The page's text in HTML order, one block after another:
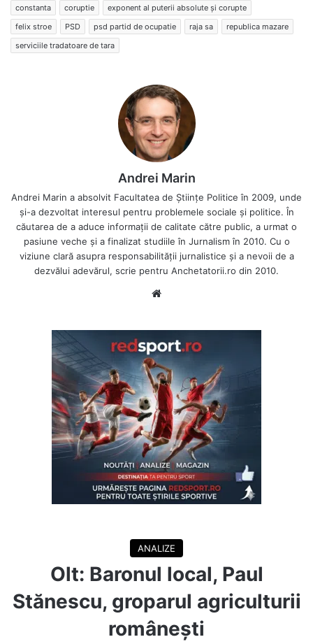
constanta
coruptie
exponent al puterii absolute și corupte
felix stroe
PSD psd partid de ocupatie raja sa
republica mazare
serviciile tradatoare de tara
Andrei Marin
Andrei Marin a absolvit Facultatea de Științe Politice în 2009, unde
și-a dezvoltat interesul pentru problemele sociale și politice. În
căutarea de a aduce informații de calitate către public, a urmat o
pasiune veche și a finalizat studiile în Jurnalism în 2010. Cu o
viziune clară asupra responsabilității jurnalistice și a nevoii de a
dezvălui adevărul, scrie pentru Anchetatorii.ro din 2010.